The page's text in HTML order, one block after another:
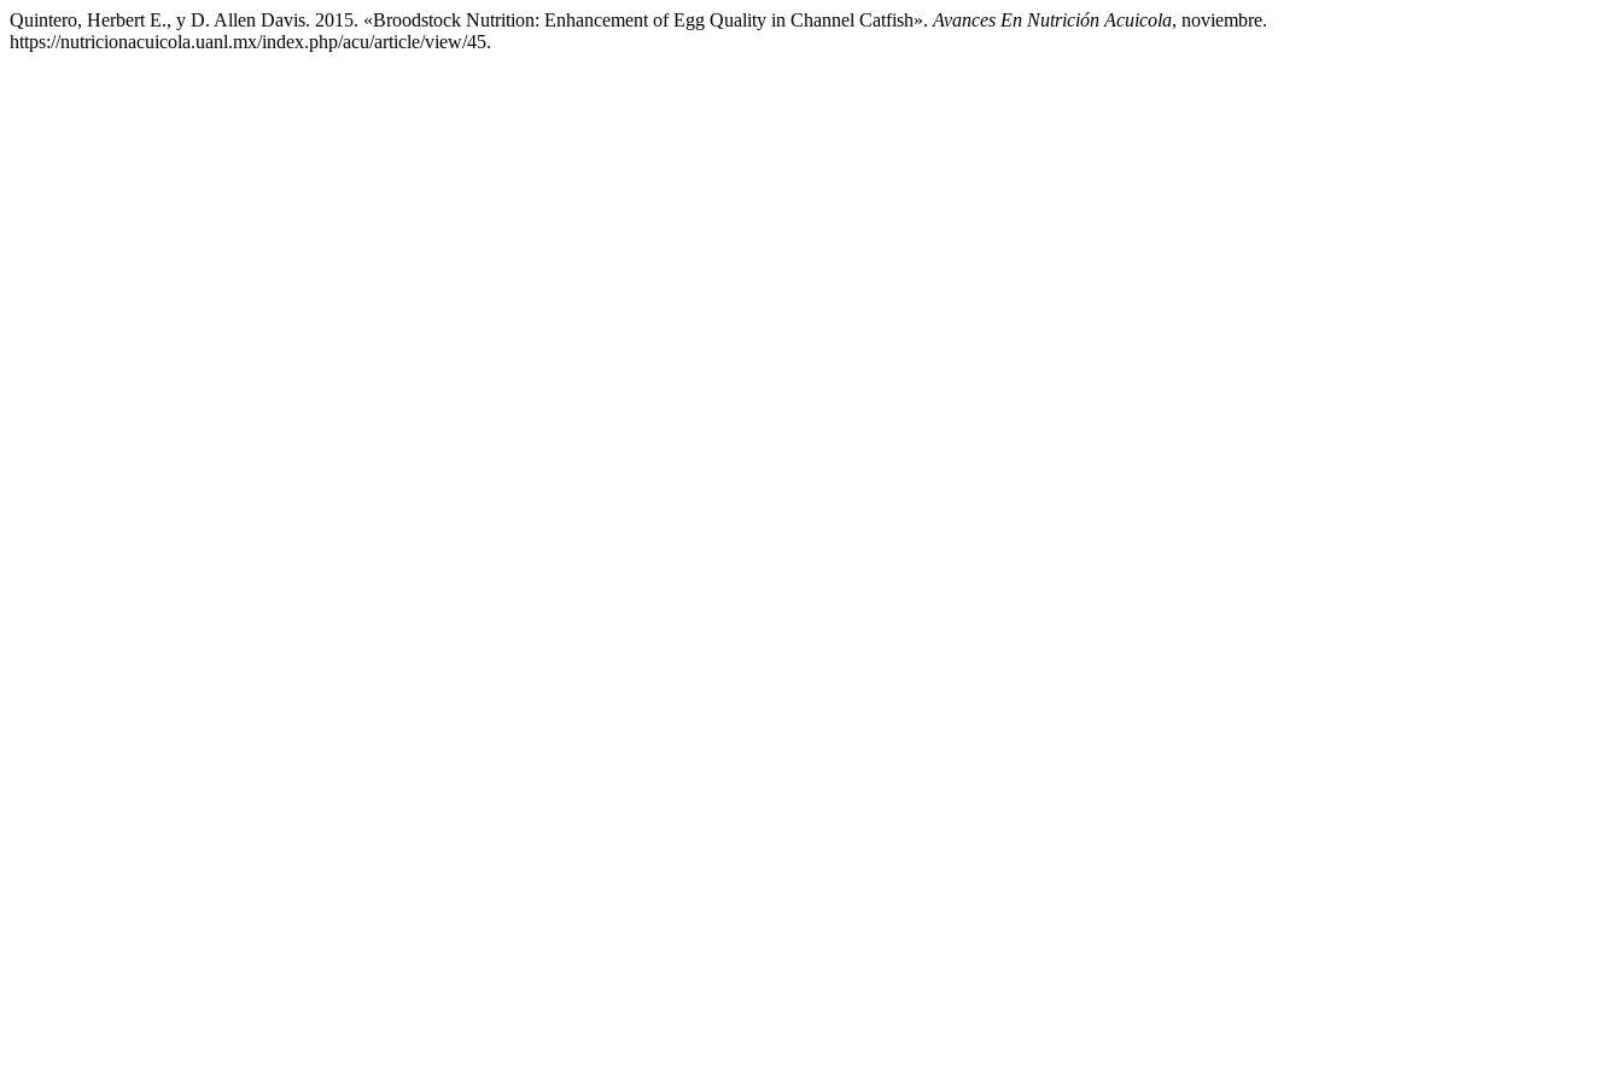
Quintero, Herbert E., y D. Allen Davis. 2015. «Broodstock Nutrition: Enhancement of Egg Quality in Channel Catfish». Avances En Nutrición Acuicola, noviembre.
https://nutricionacuicola.uanl.mx/index.php/acu/article/view/45.